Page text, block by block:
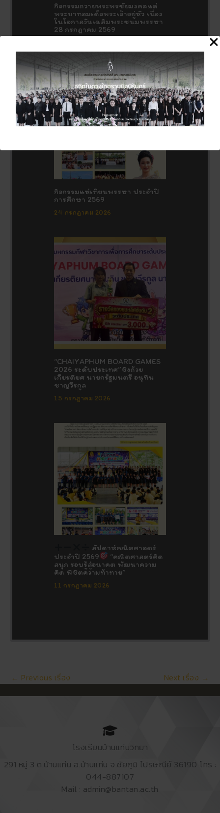
กิจกรรมถวายพระพรชัยมงคลแด่
พระบาทสมเด็จพระเจ้าอยู่หัว เนื่อง
ในโอกาสวันเฉลิมพระชนมพรรษา
28 กรกฎาคม 2569
กิจกรรมแห่เทียนพรรษา ประจำปี
การศึกษา 2569
24 กรกฎาคม 2026
“CHAIYAPHUM BOARD GAMES
2026 ระดับประเทศ”ชิงถ้วย
เกียรติยศ นายกรัฐมนตรี อนุทิน
ชาญวีรกูล
15 กรกฎาคม 2026
สัปดาห์คณิตศาสตร์
ประจำปี 2569
“คณิตศาสตร์คิด
สนุก รอบรู้สู่อนาคต พัฒนาความ
คิด พิชิตความท้าทาย”
11 กรกฎาคม 2026
← Previous เรื่อง Next เรื่อง →
โรงเรียนบ้านแท่นวิทยา
291 หมู่ 3 ต.บ้านแท่น อ.บ้านแท่น จ.ชัยภูมิ ไปรษณีย์ 36190 โทร :
044-887107
Mail : admin@bantan.ac.th